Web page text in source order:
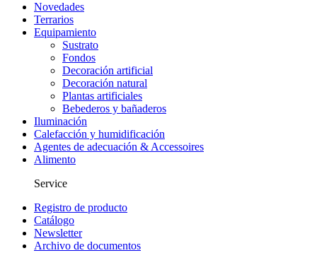
Novedades
Terrarios
Equipamiento
Sustrato
Fondos
Decoración artificial
Decoración natural
Plantas artificiales
Bebederos y bañaderos
Iluminación
Calefacción y humidificación
Agentes de adecuación & Accessoires
Alimento
Service
Registro de producto
Catálogo
Newsletter
Archivo de documentos